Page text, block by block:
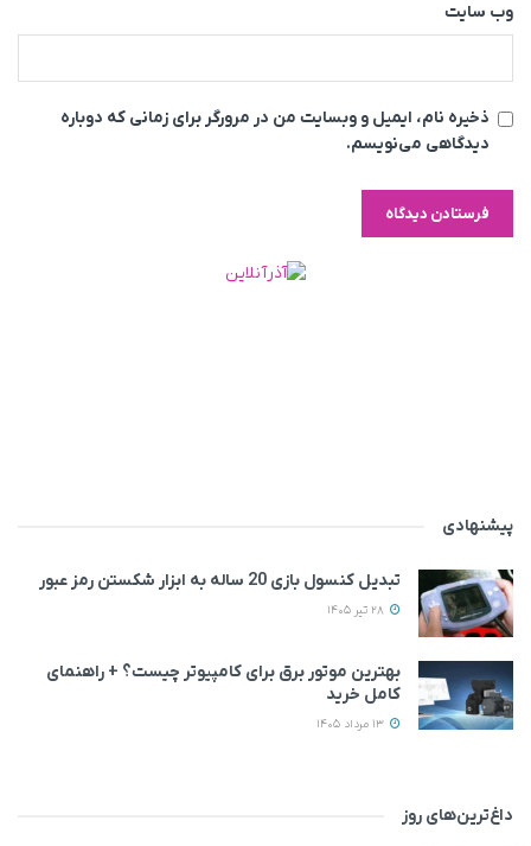
وب‌ سایت
ذخیره نام، ایمیل و وبسایت من در مرورگر برای زمانی که دوباره
دیدگاهی می‌نویسم.
پیشنهادی
تبدیل کنسول بازی 20 ساله به ابزار شکستن رمز عبور
بهترین موتور برق برای کامپیوتر چیست؟ + راهنمای
کامل خرید
داغ‌ترین‌های روز